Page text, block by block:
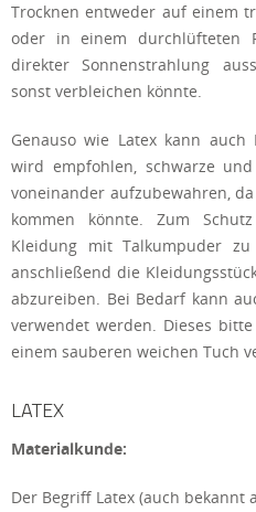
Trocknen entweder auf einem
oder in einem durchlüfteten
direkter Sonnenstrahlung
sonst verbleichen könnte.
Genauso wie Latex kann auch
wird empfohlen, schwarze
voneinander aufzubewahren,
kommen könnte. Zum
Kleidung mit Talkumpuder
anschließend die
abzureiben. Bei Bedarf kann
verwendet werden. Dieses
einem sauberen weichen Tuch
LATEX
Materialkunde:
Der Begriff Latex (auch bekannt